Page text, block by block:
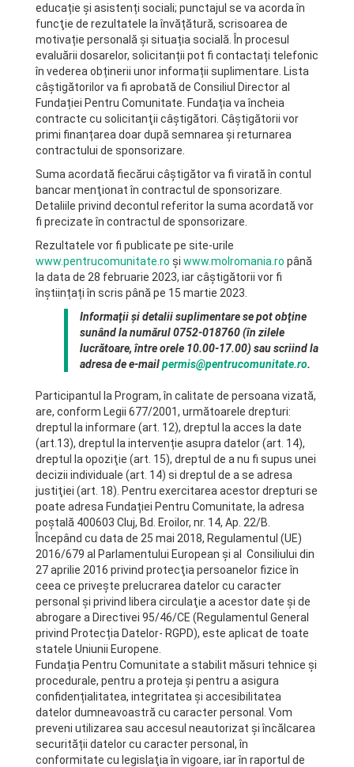
educație și asistenți sociali; punctajul se va acorda în
funcţie de rezultatele la învățătură, scrisoarea de
motivație personală și situația socială. În procesul
evaluării dosarelor, solicitanții pot fi contactați telefonic
în vederea obținerii unor informații suplimentare. Lista
câștigătorilor va fi aprobată de Consiliul Director al
Fundației Pentru Comunitate. Fundația va încheia
contracte cu solicitanţii câştigători. Câştigătorii vor
primi finanțarea doar după semnarea şi returnarea
contractului de sponsorizare.
Suma acordată fiecărui câştigător va fi virată în contul
bancar menţionat în contractul de sponsorizare.
Detaliile privind decontul referitor la suma acordată vor
fi precizate în contractul de sponsorizare.
Rezultatele vor fi publicate pe site-urile
www.pentrucomunitate.ro și www.molromania.ro până
la data de 28 februarie 2023, iar câştigătorii vor fi
înștiințați în scris până pe 15 martie 2023.
Informaţii şi detalii suplimentare se pot obţine
sunând la numărul 0752-018760 (în zilele
lucrătoare, între orele 10.00-17.00) sau scriind la
adresa de e-mailpermis@pentrucomunitate.ro.
Participantul la Program, în calitate de persoana vizată,
are, conform Legii 677/2001, următoarele drepturi:
dreptul la informare (art. 12), dreptul la acces la date
(art.13), dreptul la intervenție asupra datelor (art. 14),
dreptul la opoziţie (art. 15), dreptul de a nu fi supus unei
decizii individuale (art. 14) si dreptul de a se adresa
justiţiei (art. 18). Pentru exercitarea acestor drepturi se
poate adresa Fundației Pentru Comunitate, la adresa
poștală 400603 Cluj, Bd. Eroilor, nr. 14, Ap. 22/B.
Începând cu data de 25 mai 2018, Regulamentul (UE)
2016/679 al Parlamentului European şi al Consiliului din
27 aprilie 2016 privind protecţia persoanelor fizice în
ceea ce priveşte prelucrarea datelor cu caracter
personal şi privind libera circulaţie a acestor date şi de
abrogare a Directivei 95/46/CE (Regulamentul General
privind Protecția Datelor- RGPD), este aplicat de toate
statele Uniunii Europene.
Fundația Pentru Comunitate a stabilit măsuri tehnice și
procedurale, pentru a proteja și pentru a asigura
confidențialitatea, integritatea și accesibilitatea
datelor dumneavoastră cu caracter personal. Vom
preveni utilizarea sau accesul neautorizat şi încălcarea
securității datelor cu caracter personal, în
conformitate cu legislaţia în vigoare, iar în raportul de